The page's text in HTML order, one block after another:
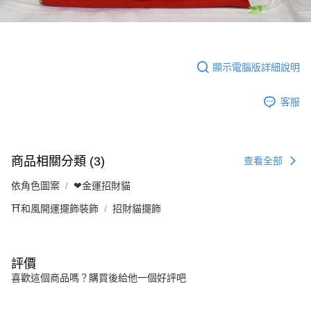
顯示電腦版詳細說明
客服
商品相關分類 (3) 查看全部
依角色圖案 ❤金運招財貓
⛩️和風開運擺飾裝飾 招財貓擺飾
評價
喜歡這個商品嗎？購買後給他一個好評吧